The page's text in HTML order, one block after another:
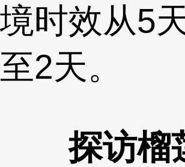
境时效从5
至2天。
探访榴